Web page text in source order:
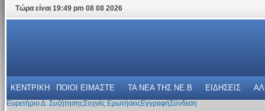
Τώρα είναι 19:49 pm 08 08 2026
ΚΕΝΤΡΙΚΗ ΠΟΙΟΙ ΕΙΜΑΣΤΕ ΤΑ ΝΕΑ THΣ NE.B ΕΙΔΗΣΕΙΣ
Ευρετήριο Δ. ΣυζήτησηςΣυχνές Ερωτήσεις ΕγγραφήΣύνδεση